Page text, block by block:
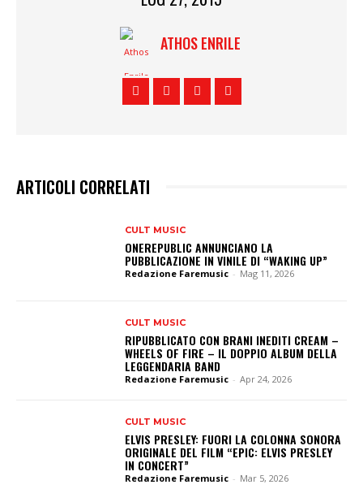
ATHOS ENRILE
ARTICOLI CORRELATI
CULT MUSIC
ONEREPUBLIC ANNUNCIANO LA
PUBBLICAZIONE IN VINILE DI “WAKING UP”
Redazione Faremusic - Mag 11, 2026
CULT MUSIC
RIPUBBLICATO CON BRANI INEDITI CREAM –
WHEELS OF FIRE – IL DOPPIO ALBUM DELLA
LEGGENDARIA BAND
Redazione Faremusic - Apr 24, 2026
CULT MUSIC
ELVIS PRESLEY: FUORI LA COLONNA SONORA
ORIGINALE DEL FILM “EPIC: ELVIS PRESLEY
IN CONCERT”
Redazione Faremusic - Mar 5, 2026